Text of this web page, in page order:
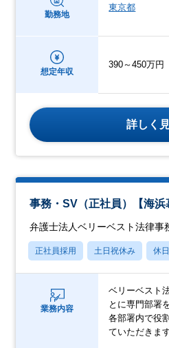
勤務地
東京都
想定年収
390～450万円
詳しく
事務・SV（正社員）【海浜
弁護士法人ベリーベスト法律事
正社員採用 土日祝休み 休
業務内容
ベリーベスト
とに専門部署
各部署内で役
ていただきます